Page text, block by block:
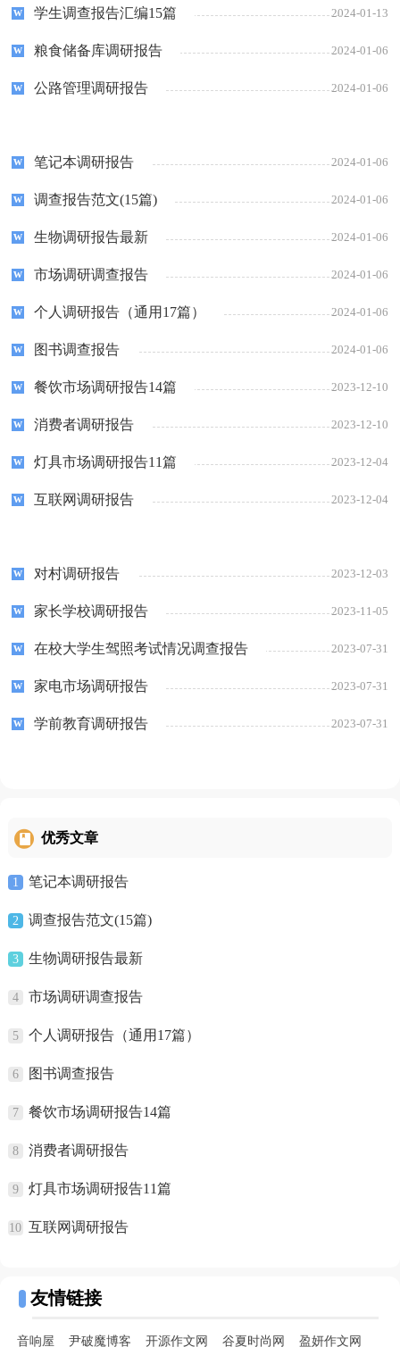
学生调查报告汇编15篇 2024-01-13
粮食储备库调研报告 2024-01-06
公路管理调研报告 2024-01-06
笔记本调研报告 2024-01-06
调查报告范文(15篇) 2024-01-06
生物调研报告最新 2024-01-06
市场调研调查报告 2024-01-06
个人调研报告（通用17篇） 2024-01-06
图书调查报告 2024-01-06
餐饮市场调研报告14篇 2023-12-10
消费者调研报告 2023-12-10
灯具市场调研报告11篇 2023-12-04
互联网调研报告 2023-12-04
对村调研报告 2023-12-03
家长学校调研报告 2023-11-05
在校大学生驾照考试情况调查报告 2023-07-31
家电市场调研报告 2023-07-31
学前教育调研报告 2023-07-31
优秀文章
1 笔记本调研报告
2 调查报告范文(15篇)
3 生物调研报告最新
4 市场调研调查报告
5 个人调研报告（通用17篇）
6 图书调查报告
7 餐饮市场调研报告14篇
8 消费者调研报告
9 灯具市场调研报告11篇
10 互联网调研报告
友情链接
音响屋 尹破魔博客 开源作文网 谷夏时尚网 盈妍作文网